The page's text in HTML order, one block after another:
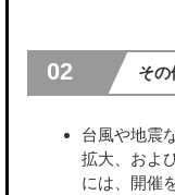
02 その
台風や地震
拡大、およ
には、開催